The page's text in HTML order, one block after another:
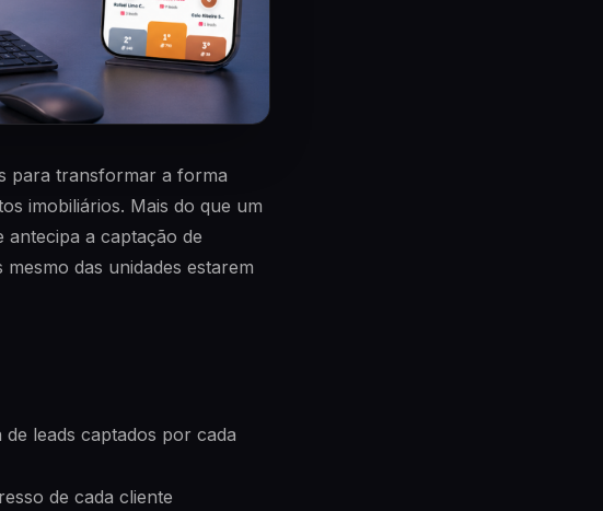
para transformar a forma
imobiliários. Mais do que um
antecipa a captação de
das unidades estarem
leads captados por cada
de cada cliente